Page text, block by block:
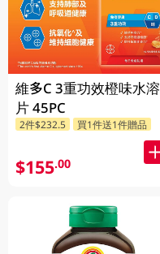
維多C 3重功效橙味水溶
片 45PC
2件$232.5 買1件送1件贈品
$155.00